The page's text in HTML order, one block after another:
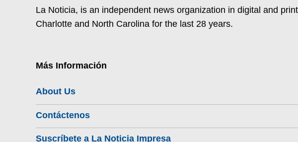
La Noticia, is an independent news organization in digital and
Charlotte and North Carolina for the last 28 years.
Más Información
About Us
Contáctenos
Suscríbete a La Noticia Impresa